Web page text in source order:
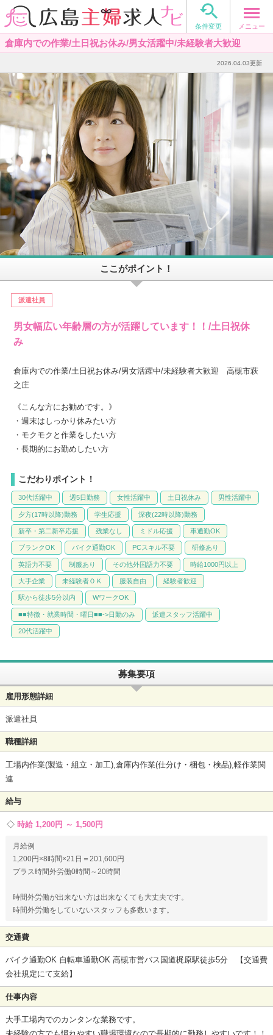

条件変更 メニュー
倉庫内での作業/土日祝お休み/男女活躍中/未経験者大歓迎
2026.04.03更新
ここがポイント！
派遣社員
男女幅広い年齢層の方が活躍しています！！/土日祝休
み
倉庫内での作業/土日祝お休み/男女活躍中/未経験者大歓迎 高槻市萩
之庄
《こんな方にお勧めです。》
・週末はしっかり休みたい方
・モクモクと作業をしたい方
・長期的にお勤めしたい方
こだわりポイント！
30代活躍中 週5日勤務 女性活躍中 土日祝休み 男性活躍中
夕方(17時以降)勤務 学生応援 深夜(22時以降)勤務
新卒・第二新卒応援 残業なし ミドル応援 車通勤OK
ブランクOK バイク通勤OK PCスキル不要 研修あり
英語力不要 制服あり その他外国語力不要 時給1000円以上
大手企業 未経験者ＯＫ 服装自由 経験者歓迎
駅から徒歩5分以内 WワークOK
■■特徴・就業時間・曜日■■->日勤のみ 派遣スタッフ活躍中
20代活躍中
募集要項
雇用形態詳細
派遣社員
職種詳細
工場内作業(製造・組立・加工),倉庫内作業(仕分け・梱包・検品),軽作業関
連
給与
時給 1,200円 ～ 1,500円
月給例
1,200円×8時間×21日＝201,600円
プラス時間外労働0時間～20時間
時間外労働が出来ない方は出来なくても大丈夫です。
時間外労働をしていないスタッフも多数います。
交通費
バイク通勤OK 自転車通勤OK 高槻市営バス国道梶原駅徒歩5分 【交通費
会社規定にて支給】
仕事内容
大手工場内でのカンタンな業務です。